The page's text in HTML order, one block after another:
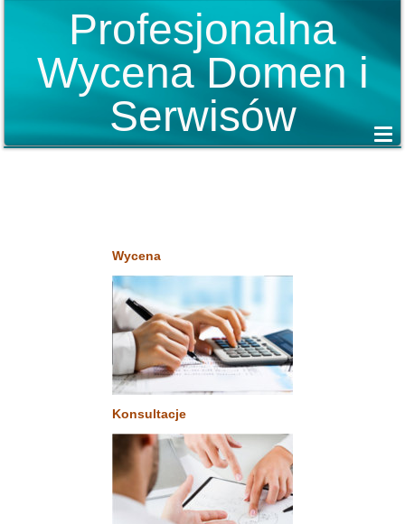
Profesjonalna
Wycena Domen i
Serwisów
Wycena
Konsultacje